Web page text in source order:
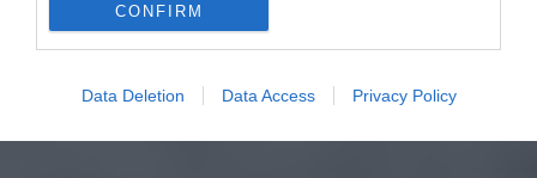
CONFIRM
Data Deletion Data Access Privacy Policy